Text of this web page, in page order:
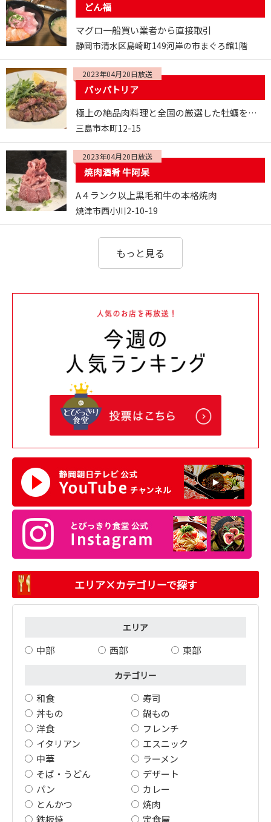
どん福
マグロ一船買い業者から直接取引
静岡市清水区島崎町149河岸の市まぐろ館1階
2023年04月20日放送
パッパトリア
極上の絶品肉料理と全国の厳選した牡蠣を堪能できる店
三島市本町12-15
2023年04月20日放送
焼肉酒肴 牛阿呆
A４ランク以上黒毛和牛の本格焼肉
焼津市西小川2-10-19
もっと見る
エリア×カテゴリーで探す
エリア
中部 西部 東部
カテゴリー
和食
寿司
丼もの
鍋もの
洋食
フレンチ
イタリアン
エスニック
中華
ラーメン
そば・うどん
デザート
パン
カレー
とんかつ
焼肉
鉄板焼
定食屋